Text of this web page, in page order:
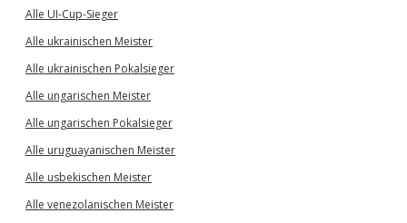
Alle UI-Cup-Sieger
Alle ukrainischen Meister
Alle ukrainischen Pokalsieger
Alle ungarischen Meister
Alle ungarischen Pokalsieger
Alle uruguayanischen Meister
Alle usbekischen Meister
Alle venezolanischen Meister